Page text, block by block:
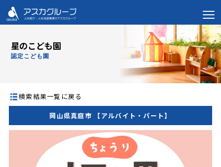
星のこども園
認定こども園
検索結果一覧に戻る
岡山県真庭市 【アルバイト・パート】